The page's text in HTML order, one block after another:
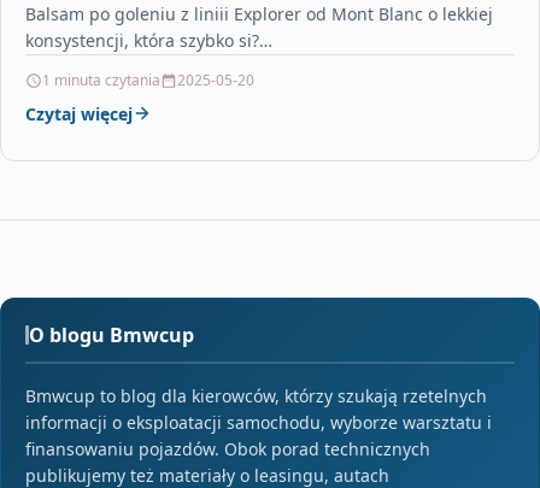
Balsam po goleniu z liniii Explorer od Mont Blanc o lekkiej
konsystencji, która szybko si?…
1 minuta czytania 2025-05-20
Czytaj więcej
O blogu Bmwcup
Bmwcup to blog dla kierowców, którzy szukają rzetelnych
informacji o eksploatacji samochodu, wyborze warsztatu i
finansowaniu pojazdów. Obok porad technicznych
publikujemy też materiały o leasingu, autach